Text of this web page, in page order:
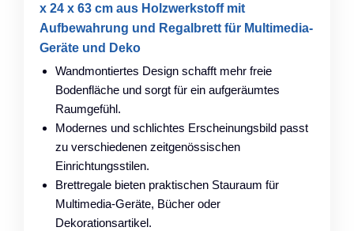
x 24 x 63 cm aus Holzwerkstoff mit
Aufbewahrung und Regalbrett für Multimedia-
Geräte und Deko
Wandmontiertes Design schafft mehr freie
Bodenfläche und sorgt für ein aufgeräumtes
Raumgefühl.
Modernes und schlichtes Erscheinungsbild passt
zu verschiedenen zeitgenössischen
Einrichtungsstilen.
Brettregale bieten praktischen Stauraum für
Multimedia-Geräte, Bücher oder
Dekorationsartikel.